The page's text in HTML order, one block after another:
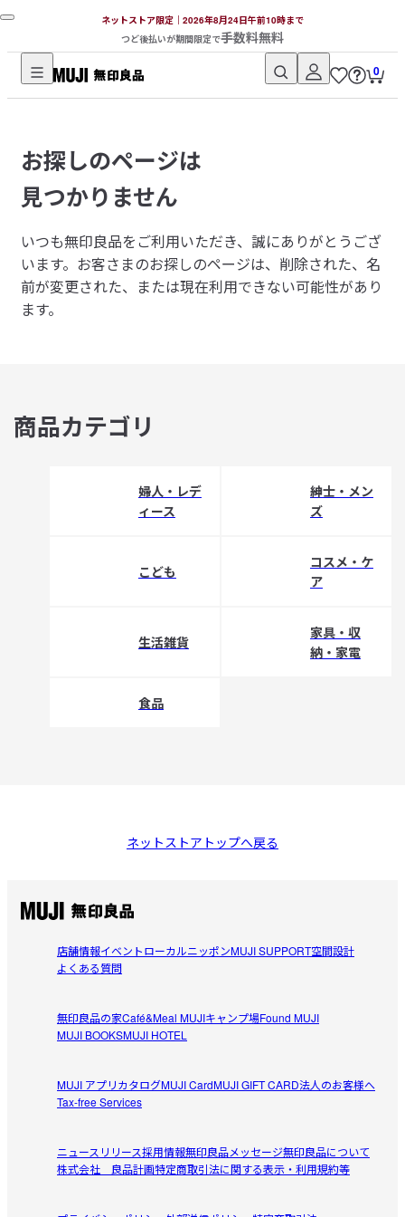
ネットストア限定｜2026年8月24日午前10時まで
つど後払いが期間限定で手数料無料
無
品
ネ
ッ
ト
ス
ト
ア
0
お探しのページは
見つかりません
いつも無印良品をご利用いただき、誠にありがとうござ
います。 お客さまのお探しのページは、削除された、名
前が変更された、または現在利用できない可能性があり
ます。
商品カテゴリ
婦人・レデ
ィース
紳士・メン
ズ
こども
コスメ・ケ
ア
生活雑貨
家具・収
納・家電
食品
ネットストアトップへ戻る
店舗情報イベントローカルニッポンMUJI SUPPORT空間設計
よくある質問
無印良品の家Café&Meal MUJIキャンプ場Found MUJI
MUJI BOOKSMUJI HOTEL
MUJI アプリカタログMUJI CardMUJI GIFT CARD法人のお客様へ
Tax-free Services
ニュースリリース採用情報無印良品メッセージ無印良品について
株式会社 良品計画特定商取引法に関する表示・利用規約等